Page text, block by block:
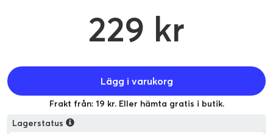
229 kr
Lägg i varukorg
Frakt från: 19 kr. Eller hämta gratis i butik.
Lagerstatus